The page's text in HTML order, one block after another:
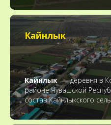
Кайнлык
Кайнлык— деревня в
районе Чувашской
состав Кайнлыкского